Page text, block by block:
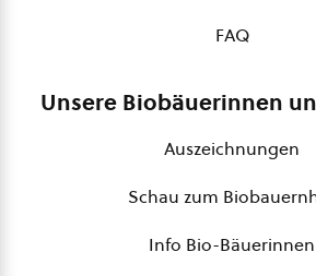
FAQ
Unsere Biobäuerinnen
Auszeichnungen
Schau zum
Info Bio-Bäuerinnen